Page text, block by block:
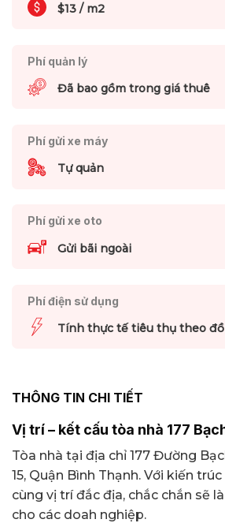
$13 / m2
Phí quản lý
Đã bao gồm trong giá thuê
Phí gửi xe máy
Tự quản
Phí gửi xe oto
Gửi bãi ngoài
Phí điện sử dụng
Tính thực tế tiêu thụ theo
THÔNG TIN CHI TIẾT
Vị trí – kết cấu tòa nhà 177
Tòa nhà tại địa chỉ 177 Đường
15, Quận Bình Thạnh. Với kiến
cùng vị trí đắc địa, chắc chắn sẽ
cho các doah nghiệp.